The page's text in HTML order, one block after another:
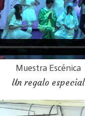
Muestra Escénica
Un regalo especial